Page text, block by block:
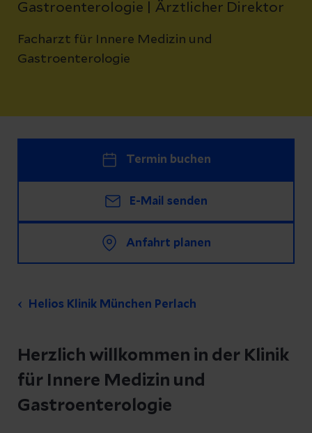
Gastroenterologie | Ärztlicher Direktor
Facharzt für Innere Medizin und
Gastroenterologie
Termin buchen
E-Mail senden
Anfahrt planen
Helios Klinik München Perlach
Herzlich willkommen in der Klinik
für Innere Medizin und
Gastroenterologie